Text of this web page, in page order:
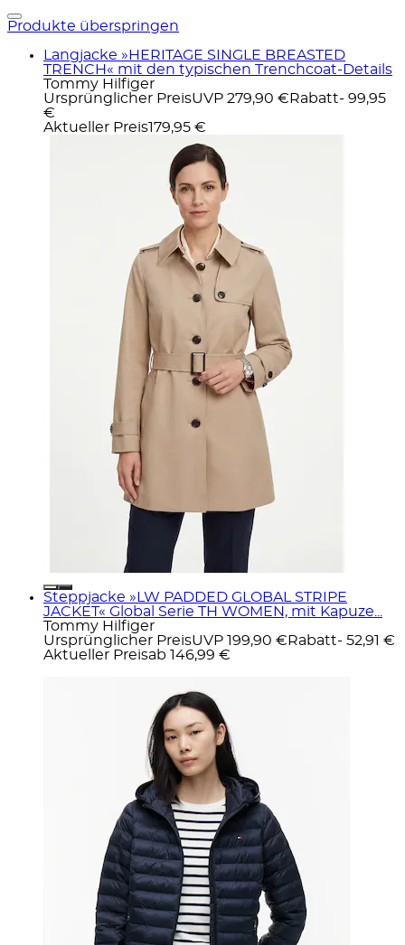
Produkte überspringen
Langjacke »HERITAGE SINGLE BREASTED
TRENCH« mit den typischen Trenchcoat-Details
Tommy Hilfiger
Ursprünglicher PreisUVP 279,90 € Rabatt- 99,95
€
Aktueller Preis179,95 €
Steppjacke »LW PADDED GLOBAL STRIPE
JACKET« Global Serie TH WOMEN, mit Kapuze...
Tommy Hilfiger
Ursprünglicher PreisUVP 199,90 € Rabatt- 52,91 €
Aktueller Preisab 146,99 €